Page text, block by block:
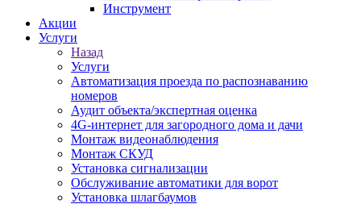
Инструмент
Акции
Услуги
Назад
Услуги
Автоматизация проезда по распознаванию
номеров
Аудит объекта/экспертная оценка
4G-интернет для загородного дома и дачи
Монтаж видеонаблюдения
Монтаж СКУД
Установка сигнализации
Обслуживание автоматики для ворот
Установка шлагбаумов